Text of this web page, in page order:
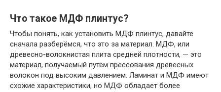
Что такое МДФ плинтус?
Чтобы понять, как установить МДФ плинтус, давайте
сначала разберёмся, что это за материал. МДФ, или
древесно-волокнистая плита средней плотности, — это
материал, получаемый путём прессования древесных
волокон под высоким давлением. Ламинат и МДФ имеют
схожие характеристики, но МДФ обладает более